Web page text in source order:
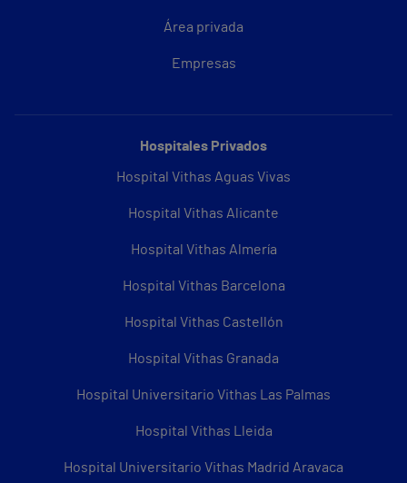
Área privada
Empresas
Hospitales Privados
Hospital Vithas Aguas Vivas
Hospital Vithas Alicante
Hospital Vithas Almería
Hospital Vithas Barcelona
Hospital Vithas Castellón
Hospital Vithas Granada
Hospital Universitario Vithas Las Palmas
Hospital Vithas Lleida
Hospital Universitario Vithas Madrid Aravaca